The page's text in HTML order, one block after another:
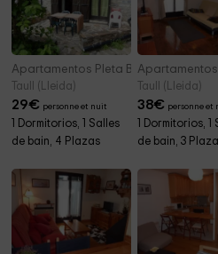
Apartamentos Pleta Bona-
Taull (Lleida)
29€ personne et nuit
1 Dormitorios, 1 Salles
de bain, 4 Plazas
Taull (Lleida)
38€ personne et
1 Dormitorios, 1
de bain, 3